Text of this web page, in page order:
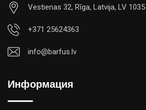
Vestienas 32, Rīga, Latvija, LV 1035
+371 25624363
info@barfus.lv
Информация